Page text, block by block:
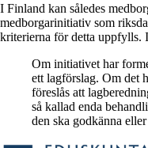
I Finland kan således
medborgarinitiativ som
kriterierna för detta uppfylls.
Om initiativet har
ett lagförslag. Om det
föreslås att
så kallad enda
den ska godkänna